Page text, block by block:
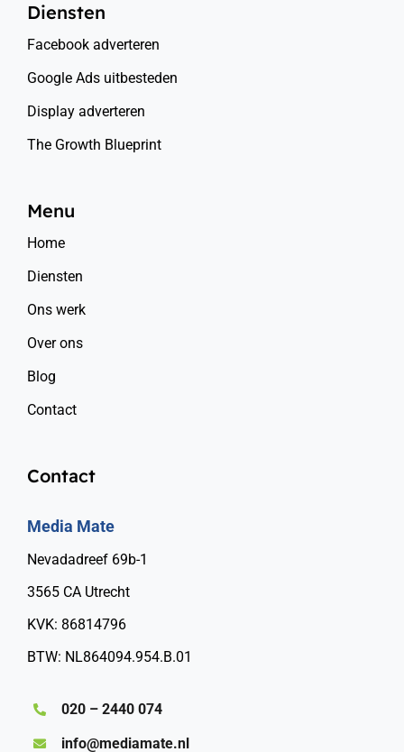
Diensten
Facebook adverteren
Google Ads uitbesteden
Display adverteren
The Growth Blueprint
Menu
Home
Diensten
Ons werk
Over ons
Blog
Contact
Contact
Media Mate
Nevadadreef 69b-1
3565 CA Utrecht
KVK: 86814796
BTW: NL864094.954.B.01
020 – 2440 074
info@mediamate.nl